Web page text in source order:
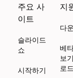
주요 사
이트
슬라이드
쇼
시작하기
지
다
베
보
로드